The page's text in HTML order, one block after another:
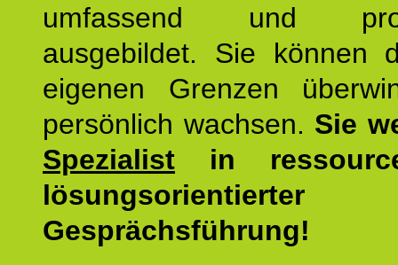
umfassend und
ausgebildet. Sie können
eigenen Grenzen
persönlich wachsen. Sie
Spezialist in
lösungsorientierter
Gesprächsführung!